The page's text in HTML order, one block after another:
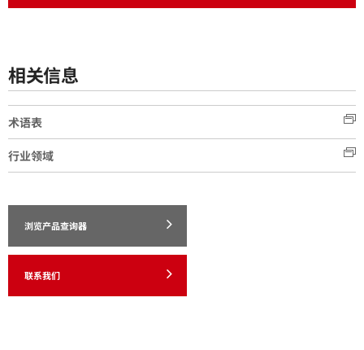
相关信息
术语表
行业领域
浏览产品查询器
联系我们